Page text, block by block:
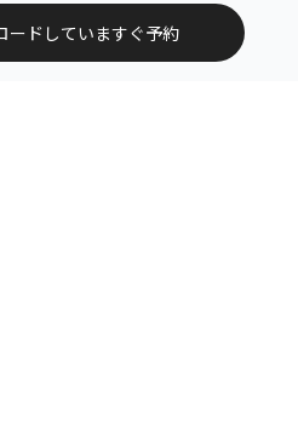
ードしていますぐ予約